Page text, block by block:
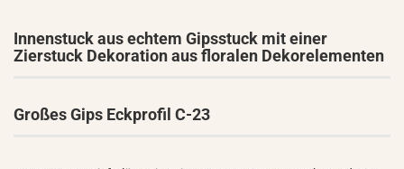
Innenstuck aus echtem Gipsstuck mit einer
Zierstuck Dekoration aus floralen Dekorelementen
Großes Gips Eckprofil C-23